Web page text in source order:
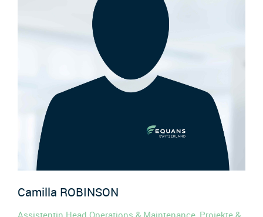
Camilla ROBINSON